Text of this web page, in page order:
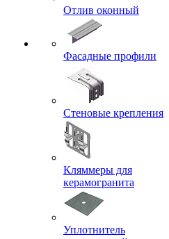
Отлив оконный
Фасадные профили
Стеновые крепления
Кляммеры для
керамогранита
Уплотнитель